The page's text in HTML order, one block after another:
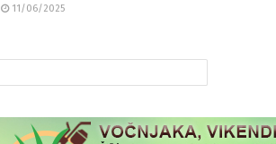
11/06/2025